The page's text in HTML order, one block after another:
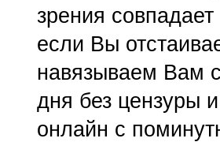
зрения
если Вы
навязываем Вам
дня без цензуры
онлайн с